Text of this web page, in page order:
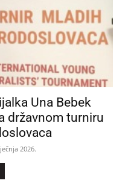
Una Bebek
državnom turniru
2026.